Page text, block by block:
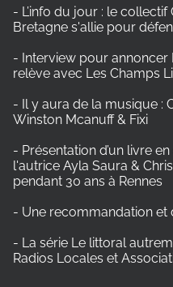
- L’info du jour : le
Bretagne s'allie pour
- Interview pour annoncer
relève avec Les Champs
- Il y aura de la musique :
Winston Mcanuff & Fixi
- Présentation d’un livre
l'autrice Ayla Saura &
pendant 30 ans à Rennes
- Une recommandation et
- La série Le littoral
Radios Locales et